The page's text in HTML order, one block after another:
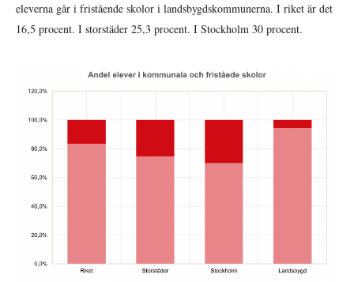
eleverna går i fristående skolor i landsbygdskommunerna. I riket är det
16,5 procent. I storstäder 25,3 procent. I Stockholm 30 procent.